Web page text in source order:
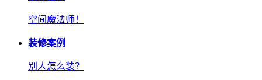
空间魔法师！
装修案例
别人怎么装？